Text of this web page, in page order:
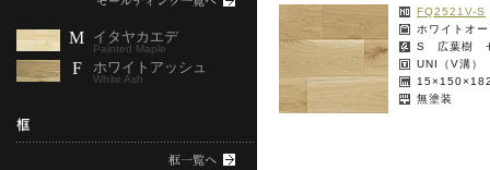
FQ2521V-S
ホワイトオ
S 広葉樹
UNI（V溝）
無塗装
M イタヤカエデ
Painted Maple
F ホワイトアッシュ
White Ash